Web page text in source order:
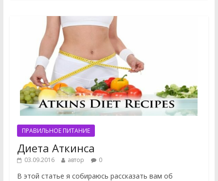
ПРАВИЛЬНОЕ ПИТАНИЕ
Диета Аткинса
03.09.2016 автор 0
В этой статье я собираюсь рассказать вам об